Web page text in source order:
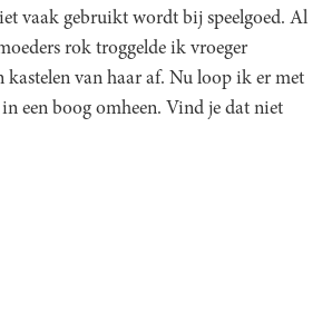
vaak gebruikt wordt bij speelgoed. Al
rok troggelde ik vroeger
kastelen van haar af. Nu loop ik er met
een boog omheen. Vind je dat niet